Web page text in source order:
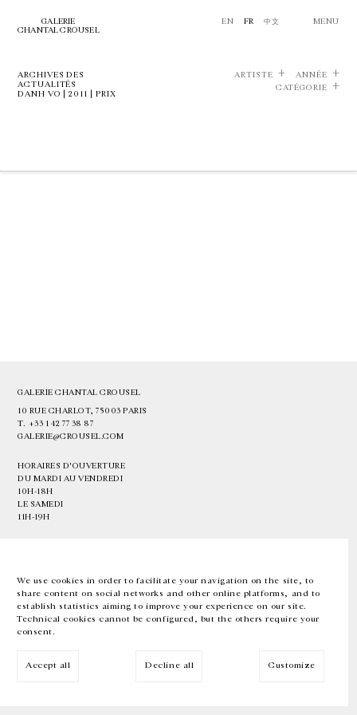
We use cookies in order to facilitate your navigation on the site, to
share content on social networks and other online platforms, and to
establish statistics aiming to improve your experience on our site.
Technical cookies cannot be configured, but the others require your
consent.
Accept all Decline all Customize
GALERIE
CHANTAL CROUSEL
EN FR 中文 MENU
ARCHIVES DES
ACTUALITÉS
DANH VO | 2011 | PRIX
ARTISTE
ANNÉE
CATÉGORIE
GALERIE CHANTAL CROUSEL
10 RUE CHARLOT, 75003 PARIS
T. +33 1 42 77 38 87
GALERIE@CROUSEL.COM
HORAIRES D'OUVERTURE
DU MARDI AU VENDREDI
10H-18H
LE SAMEDI
11H-19H
EN FR 中文 Facebook Instagram
Inscrivez-vous à notre newsletter